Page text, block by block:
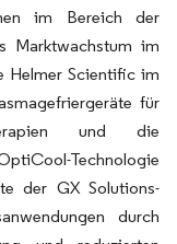
im Bereich der
Marktwachstum im
Helmer Scientific im
für
und die
Technologie
der GX Solutions-
durch